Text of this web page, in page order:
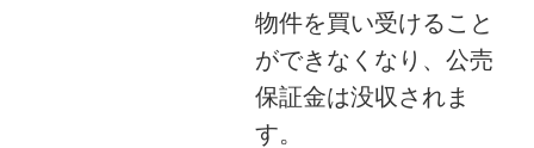
物件を買い受けること
ができなくなり、公売
保証金は没収されま
す。